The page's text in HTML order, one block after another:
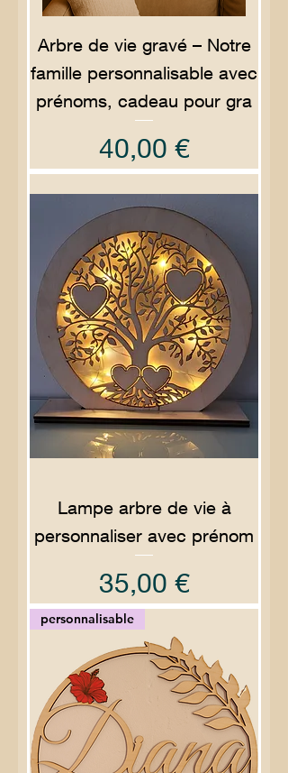
Arbre de vie gravé – Notre
famille personnalisable avec
prénoms, cadeau pour gra
Prix
40,00 €
Lampe arbre de vie à
personnaliser avec prénom
Prix
35,00 €
personnalisable